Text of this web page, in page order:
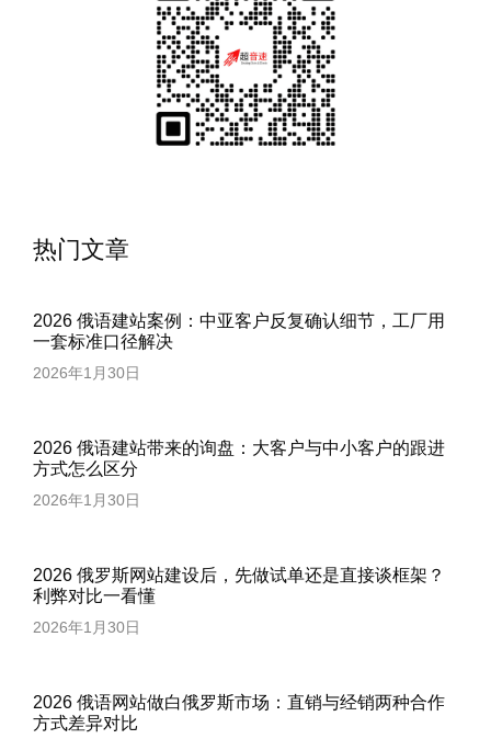
热门文章
2026 俄语建站案例：中亚客户反复确认细节，工厂用
一套标准口径解决
2026年1月30日
2026 俄语建站带来的询盘：大客户与中小客户的跟进
方式怎么区分
2026年1月30日
2026 俄罗斯网站建设后，先做试单还是直接谈框架？
利弊对比一看懂
2026年1月30日
2026 俄语网站做白俄罗斯市场：直销与经销两种合作
方式差异对比